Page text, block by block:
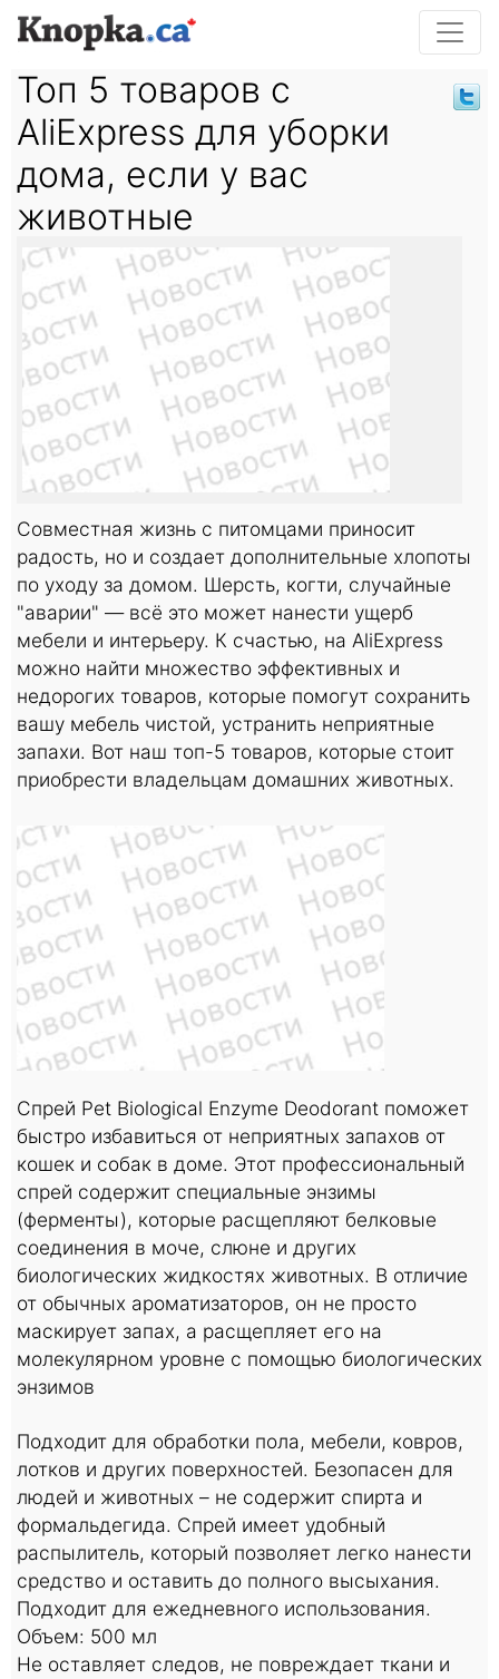
Топ 5 товаров с
AliExpress для уборки
дома, если у вас
животные
Совместная жизнь с питомцами приносит
радость, но и создает дополнительные хлопоты
по уходу за домом. Шерсть, когти, случайные
"аварии" — всё это может нанести ущерб
мебели и интерьеру. К счастью, на AliExpress
можно найти множество эффективных и
недорогих товаров, которые помогут сохранить
вашу мебель чистой, устранить неприятные
запахи. Вот наш топ-5 товаров, которые стоит
приобрести владельцам домашних животных.
Спрей Pet Biological Enzyme Deodorant поможет
быстро избавиться от неприятных запахов от
кошек и собак в доме. Этот профессиональный
спрей содержит специальные энзимы
(ферменты), которые расщепляют белковые
соединения в моче, слюне и других
биологических жидкостях животных. В отличие
от обычных ароматизаторов, он не просто
маскирует запах, а расщепляет его на
молекулярном уровне с помощью биологических
энзимов
Подходит для обработки пола, мебели, ковров,
лотков и других поверхностей. Безопасен для
людей и животных – не содержит спирта и
формальдегида. Спрей имеет удобный
распылитель, который позволяет легко нанести
средство и оставить до полного высыхания.
Подходит для ежедневного использования.
Объем: 500 мл
Не оставляет следов, не повреждает ткани и